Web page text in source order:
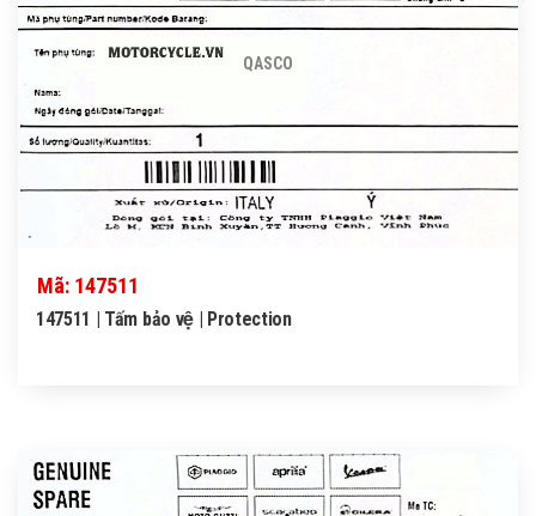
QASCO
Mã: 147511
147511 | Tấm bảo vệ | Protection